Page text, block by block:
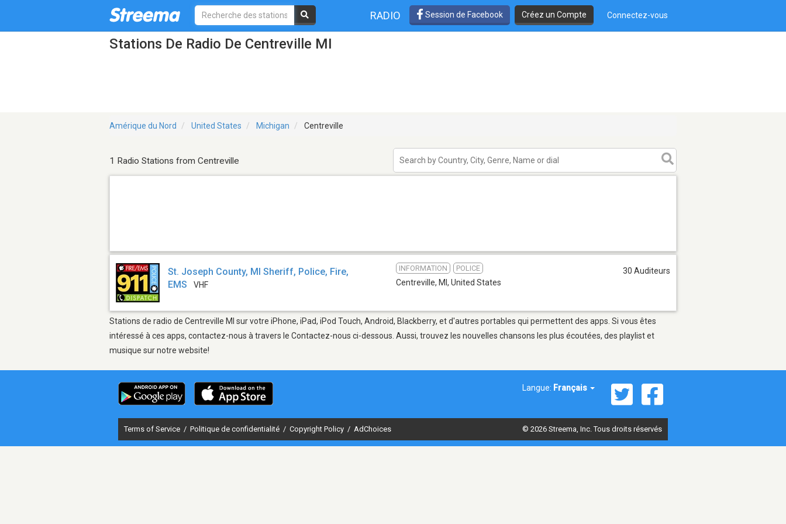
RADIO Session de Facebook Créez un Compte Connectez-vous
Stations De Radio De Centreville MI
Amérique du Nord United States Michigan Centreville
1 Radio Stations from Centreville
St. Joseph County, MI Sheriff, Police, Fire,
EMS
VHF
INFORMATION POLICE
Centreville, MI , United States
30 Auditeurs
Stations de radio de Centreville MI sur votre iPhone, iPad, iPod Touch, Android, Blackberry, et d'autres portables qui permettent des apps. Si vous êtes
intéressé à ces apps, contactez-nous à travers le Contactez-nous ci-dessous. Aussi, trouvez les nouvelles chansons les plus écoutées, des playlist et
musique sur notre website!
Langue: Français
Terms of Service / Politique de confidentialité / Copyright Policy / AdChoices © 2026 Streema, Inc. Tous droits réservés